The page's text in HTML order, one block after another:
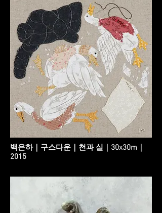
백은하｜구스다운｜천과 실｜30x30m｜
2015